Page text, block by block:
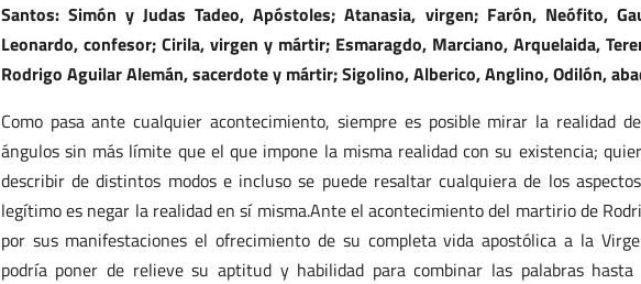
Santos: Simón y Judas Tadeo, Apóstoles; Atanasia, virgen; Farón, Neófito,
Leonardo, confesor; Cirila, virgen y mártir; Esmaragdo, Marciano, Arquelaida,
Rodrigo Aguilar Alemán, sacerdote y mártir; Sigolino, Alberico, Anglino, Odilón,
Como pasa ante cualquier acontecimiento, siempre es posible mirar la realidad
ángulos sin más límite que el que impone la misma realidad con su existencia;
describir de distintos modos e incluso se puede resaltar cualquiera de los
legítimo es negar la realidad en sí misma.Ante el acontecimiento del martirio de
por sus manifestaciones el ofrecimiento de su completa vida apostólica a la
podría poner de relieve su aptitud y habilidad para combinar las palabras